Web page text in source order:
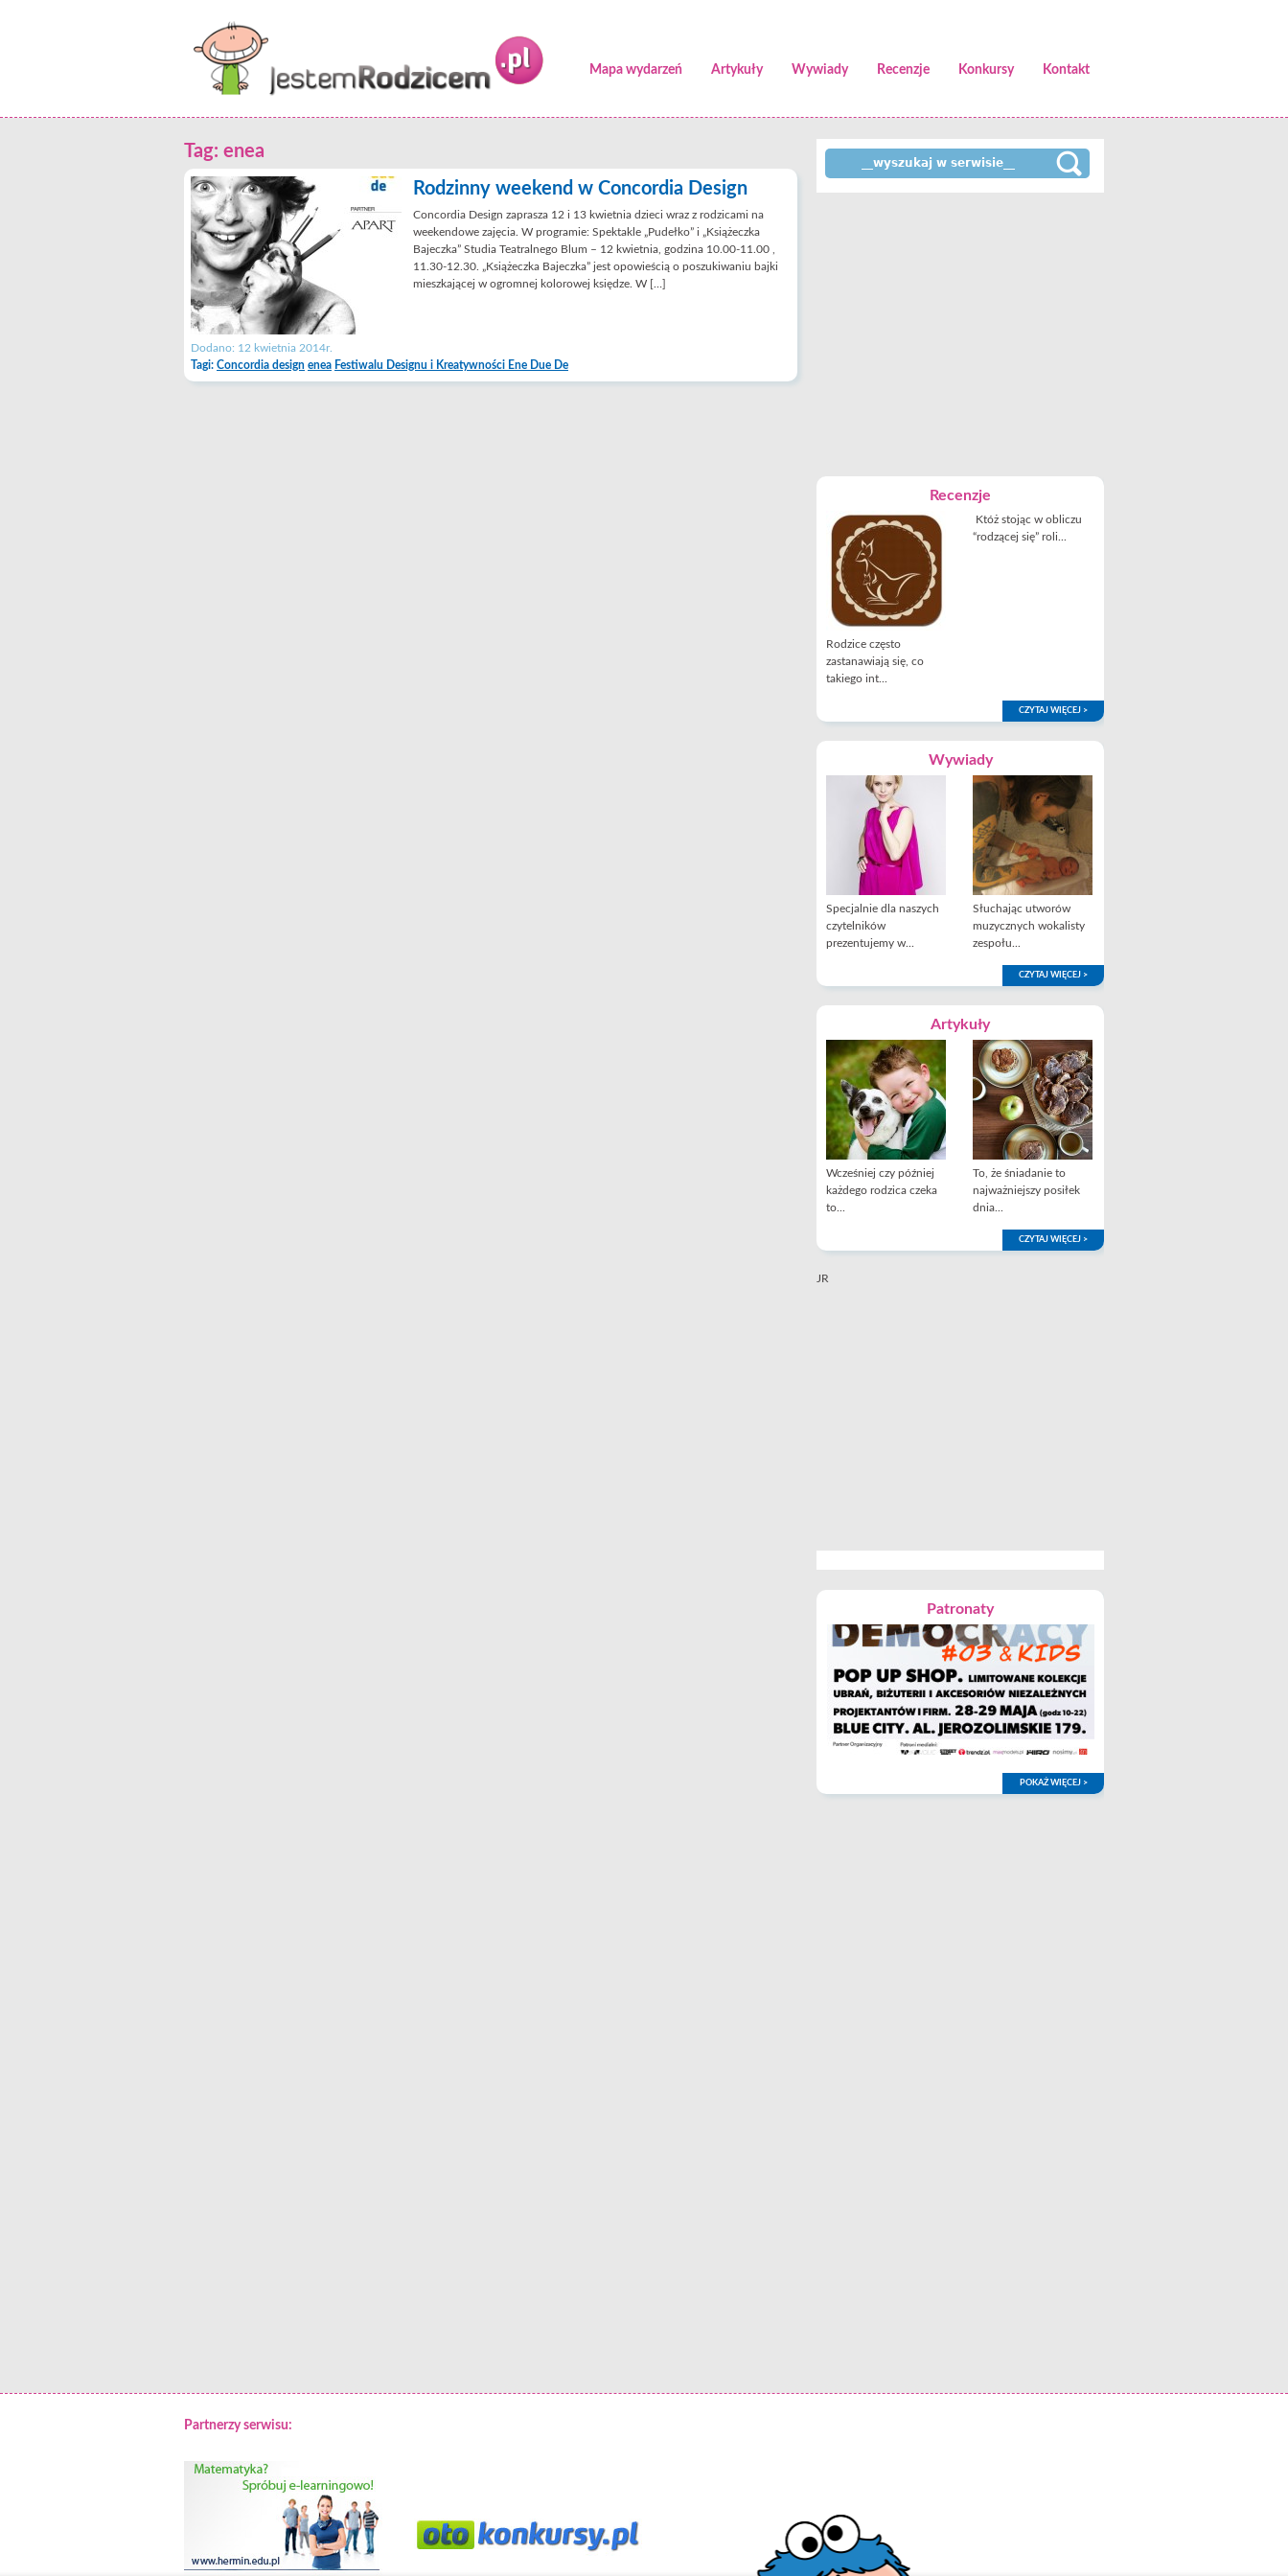
Mapa wydarzeń Artykuły Wywiady Recenzje Konkursy Kontakt
Tag: enea
Rodzinny weekend w Concordia Design
Concordia Design zaprasza 12 i 13 kwietnia dzieci wraz z rodzicami na
weekendowe zajęcia. W programie: Spektakle „Pudełko” i „Książeczka
Bajeczka” Studia Teatralnego Blum – 12 kwietnia, godzina 10.00-11.00 ,
11.30-12.30. „Książeczka Bajeczka” jest opowieścią o poszukiwaniu bajki
mieszkającej w ogromnej kolorowej księdze. W […]
Dodano: 12 kwietnia 2014r.
Tagi: Concordia design enea Festiwalu Designu i Kreatywności Ene Due De
Recenzje
Rodzice często
zastanawiają się, co
takiego int...
Któż stojąc w obliczu
“rodzącej się” roli...
CZYTAJ WIĘCEJ >
Wywiady
Specjalnie dla naszych
czytelników
prezentujemy w...
Słuchając utworów
muzycznych wokalisty
zespołu...
CZYTAJ WIĘCEJ >
Artykuły
Wcześniej czy później
każdego rodzica czeka
to...
To, że śniadanie to
najważniejszy posiłek
dnia...
CZYTAJ WIĘCEJ >
JR
Patronaty
POKAŻ WIĘCEJ >
Partnerzy serwisu: